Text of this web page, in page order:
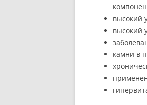
высокий
высокий
камни в